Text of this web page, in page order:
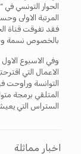
الحوار التونسي
المرتبة الاولى
فقد تفوقت قناة
بالخصوص نسمة
وفي الاسبوع
الاعمال التي
التوانسة وراوحت
المتلقي برمجة
الستراس التي
اخبار مماثلة